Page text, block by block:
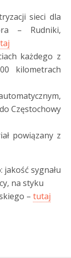
sieci dla
– Rudniki,
każdego z
kilometrach
Częstochowy
powiązany z
sygnału
na styku
– tutaj